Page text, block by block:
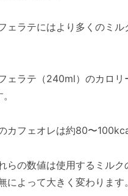
ェラテにはより多くのミル
ェラテ（240ml）のカロリ
カフェオレは約80〜
らの数値は使用するミルク
によって大きく変わります。